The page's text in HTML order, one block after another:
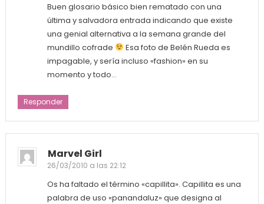
Buen glosario básico bien rematado con una
última y salvadora entrada indicando que existe
una genial alternativa a la semana grande del
mundillo cofrade
Esa foto de Belén Rueda es
impagable, y sería incluso «fashion» en su
momento y todo…
Responder
Marvel Girl
26/03/2010 a las 22:12
Os ha faltado el término «capillita». Capillita es una
palabra de uso «panandaluz» que designa al